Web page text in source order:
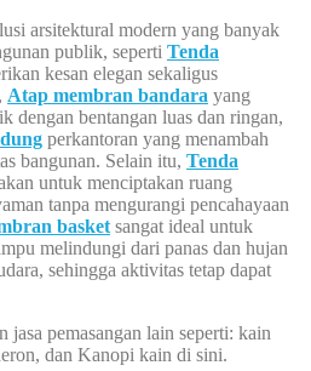
arsitektural modern yang banyak
publik, seperti Tenda
kesan elegan sekaligus
Atap membran bandara yang
dengan bentangan luas dan ringan,
perkantoran yang menambah
bangunan. Selain itu, Tenda
untuk menciptakan ruang
tanpa mengurangi pencahayaan
basket sangat ideal untuk
melindungi dari panas dan hujan
sehingga aktivitas tetap dapat
pemasangan lain seperti: kain
dan Kanopi kain di sini.